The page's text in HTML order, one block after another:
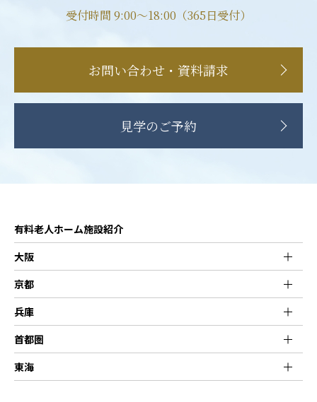
受付時間 9:00〜18:00（365日受付）
お問い合わせ・資料請求
見学のご予約
有料老人ホーム施設紹介
大阪
京都
兵庫
首都圏
東海